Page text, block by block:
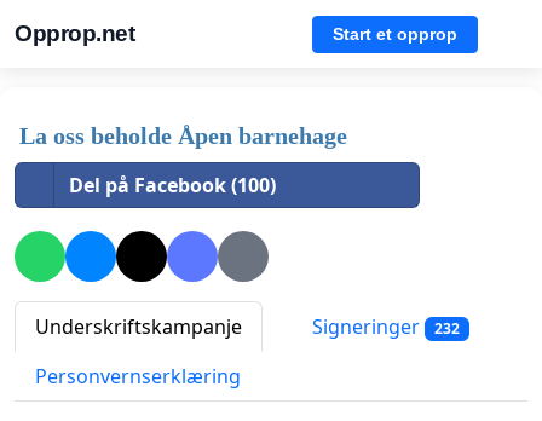
Opprop.net Start et opprop
La oss beholde Åpen barnehage
Del på Facebook (100)
Underskriftskampanje Signeringer 232
Personvernserklæring